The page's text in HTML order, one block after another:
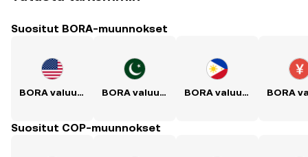
Suositut BORA-muunnokset
BORA valuutaksi USD BORA valuutaksi PKR BORA valuutaksi PHP
Suositut COP-muunnokset